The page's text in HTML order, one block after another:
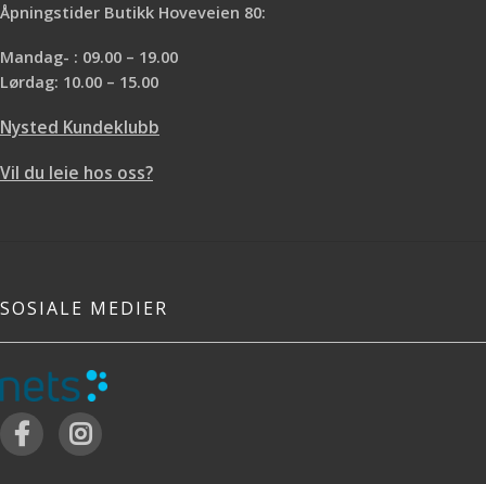
Åpningstider Butikk Hoveveien 80:
Mandag- : 09.00 – 19.00
Lørdag: 10.00 – 15.00
Nysted Kundeklubb
Vil du leie hos oss?
SOSIALE MEDIER